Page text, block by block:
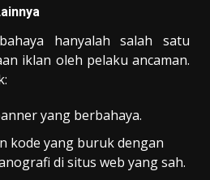
hanyalah salah satu
iklan oleh pelaku ancaman.
yang berbahaya.
kode yang buruk dengan
di situs web yang sah.